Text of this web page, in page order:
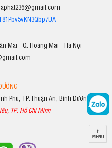
Mai - Q. Hoàng Mai - Hà Nội
Phú, TP.Thuận An, Bình Dương
TP. Hồ Chí Minh